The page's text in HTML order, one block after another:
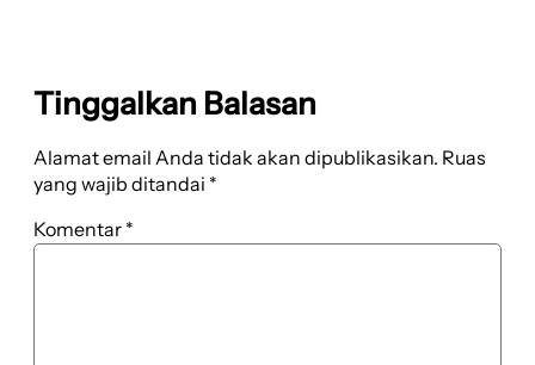
Tinggalkan Balasan
Alamat email Anda tidak akan dipublikasikan. Ruas
yang wajib ditandai *
Komentar *